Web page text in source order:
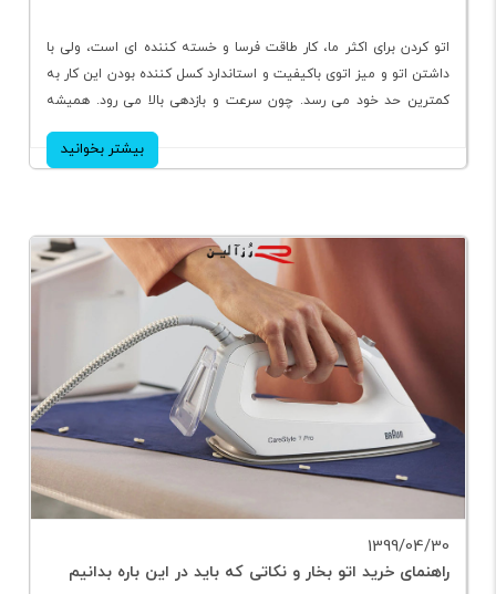
اتو کردن برای اکثر ما، کار طاقت فرسا و خسته کننده ای است، ولی با
داشتن اتو و میز اتوی باکیفیت و استاندارد کسل کننده بودن این کار به
کمترین حد خود می رسد. چون سرعت و بازدهی بالا می رود. همیشه
کنیم که هم از لحاظ کیفیت و هم از نظر قیمت مناسب باشد.بیشتر بخوانید
1399/04/30
راهنمای خرید اتو بخار و نکاتی که باید در این باره بدانیم